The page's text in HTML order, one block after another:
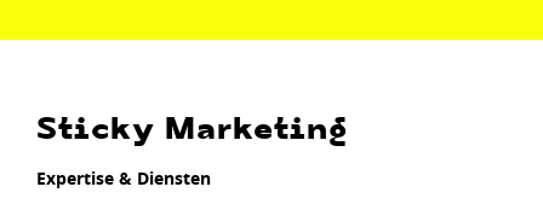
Sticky Marketing
Expertise & Diensten